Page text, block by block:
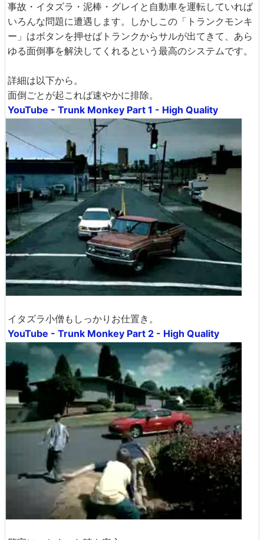
事故・イタズラ・泥棒・グレイと自動車を運転していれば
いろんな問題に遭遇します。しかしこの「トランクモンキ
ー」はボタンを押せばトランクからサルが出てきて、あら
ゆる面倒事を解決してくれるという最高のシステムです。
詳細は以下から。
面倒ごとが起これば速やかに排除。
YouTube - Trunk Monkey Part 1 - High Quality
イタズラ小僧もしっかりお仕置き。
YouTube - Trunk Monkey Part 2 - High Quality